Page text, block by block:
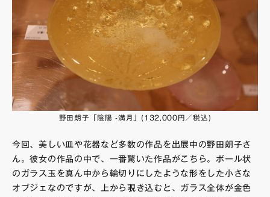
野田朗子「陰陽 -満月」(132,000円／税込)
今回、美しい皿や花器など多数の作品を出展中の野田朗子さ
ん。彼女の作品の中で、一番驚いた作品がこちら。ボール状
のガラス玉を真ん中から輪切りにしたような形をした小さな
オブジェなのですが、上から覗き込むと、ガラス全体が金色